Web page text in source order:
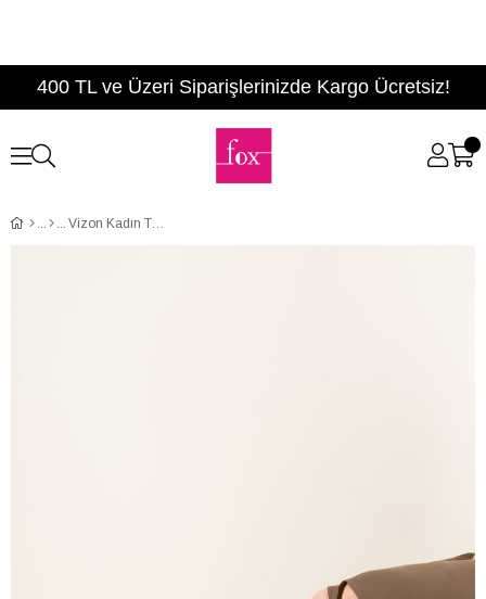
400 TL ve Üzeri Siparişlerinizde Kargo Ücretsiz!
Vizon Kadın Topuklu Ayakkabı F922154007